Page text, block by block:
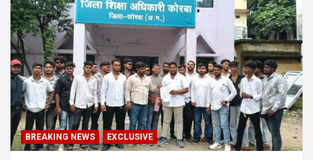
BREAKING NEWS EXCLUSIVE